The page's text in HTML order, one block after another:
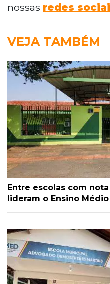
nossas redes
VEJA TAMBÉM
Entre escolas com
lideram o Ensino